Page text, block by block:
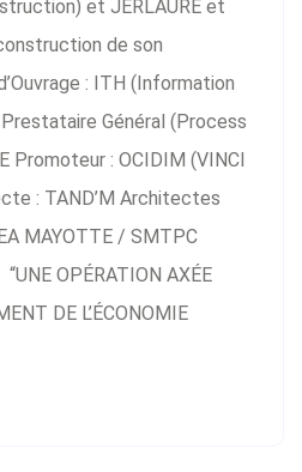
et JERLAURE et
de son
: ITH (Information
Général (Process
Promoteur : OCIDIM (VINCI
: TAND’M Architectes
MAYOTTE / SMTPC
OPÉRATION AXÉE
DE L’ÉCONOMIE